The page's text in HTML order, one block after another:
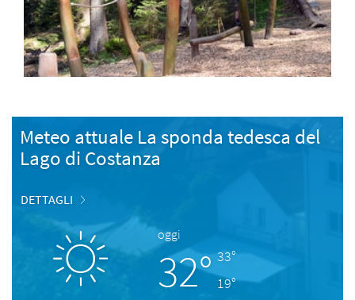
Meteo attuale La sponda tedesca del
Lago di Costanza
DETTAGLI
oggi
32° 33°
19°